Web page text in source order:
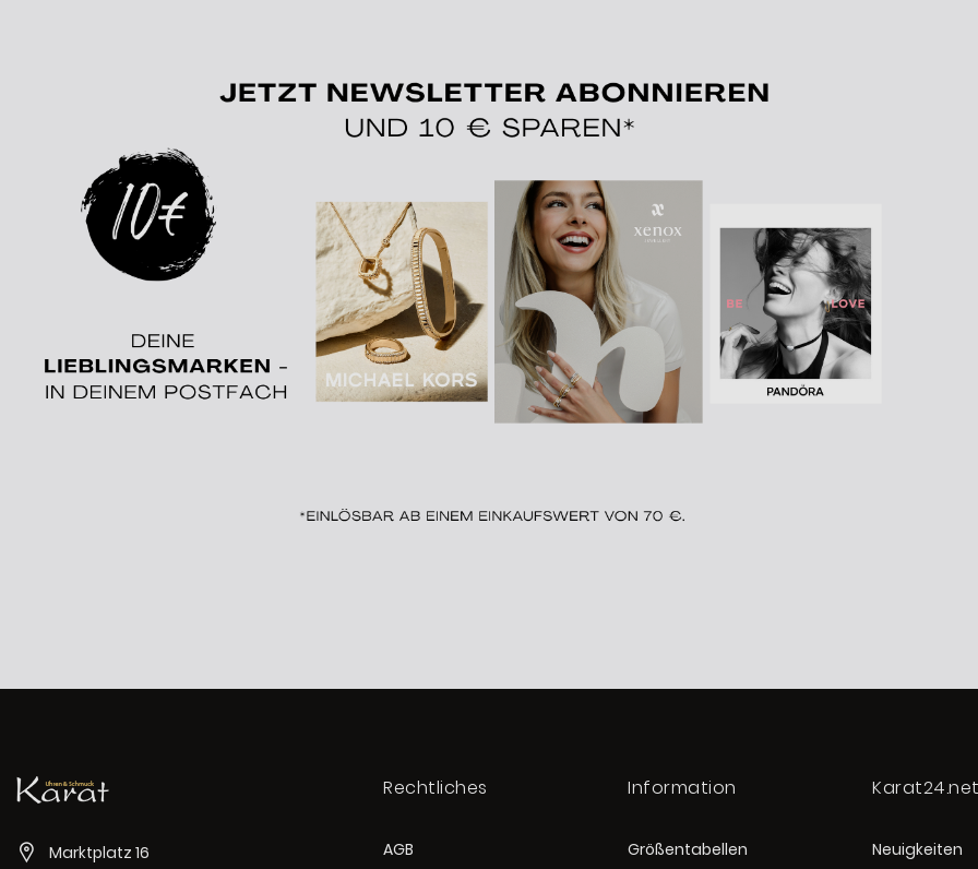
Marktplatz 16
Rechtliches
AGB
Information
Größentabellen
Karat24.net
Neuigkeiten